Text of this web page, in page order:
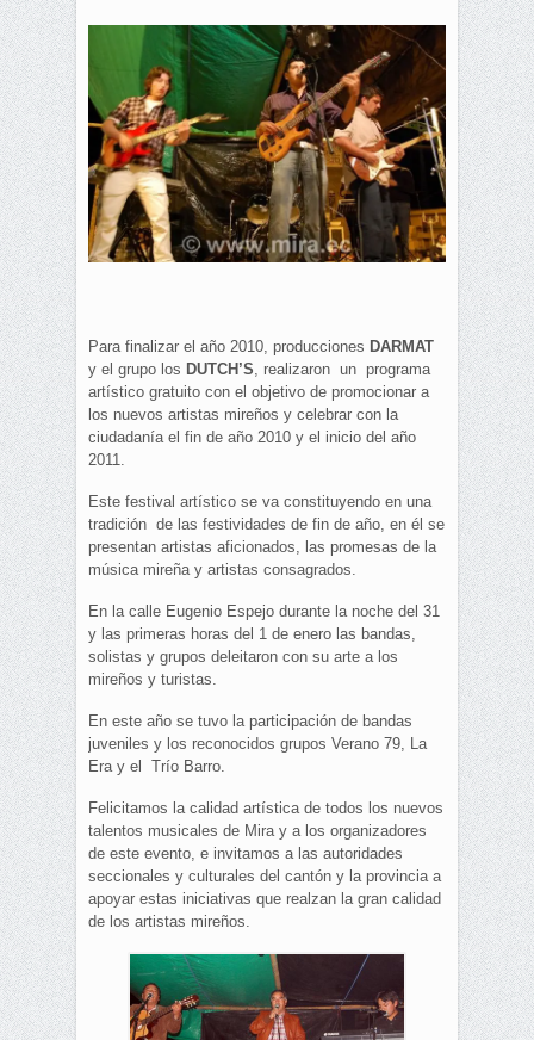
Para finalizar el año 2010, producciones DARMAT
y el grupo los DUTCH’S, realizaron un programa
artístico gratuito con el objetivo de promocionar a
los nuevos artistas mireños y celebrar con la
ciudadanía el fin de año 2010 y el inicio del año
2011.
Este festival artístico se va constituyendo en una
tradición de las festividades de fin de año, en él se
presentan artistas aficionados, las promesas de la
música mireña y artistas consagrados.
En la calle Eugenio Espejo durante la noche del 31
y las primeras horas del 1 de enero las bandas,
solistas y grupos deleitaron con su arte a los
mireños y turistas.
En este año se tuvo la participación de bandas
juveniles y los reconocidos grupos Verano 79, La
Era y el Trío Barro.
Felicitamos la calidad artística de todos los nuevos
talentos musicales de Mira y a los organizadores
de este evento, e invitamos a las autoridades
seccionales y culturales del cantón y la provincia a
apoyar estas iniciativas que realzan la gran calidad
de los artistas mireños.